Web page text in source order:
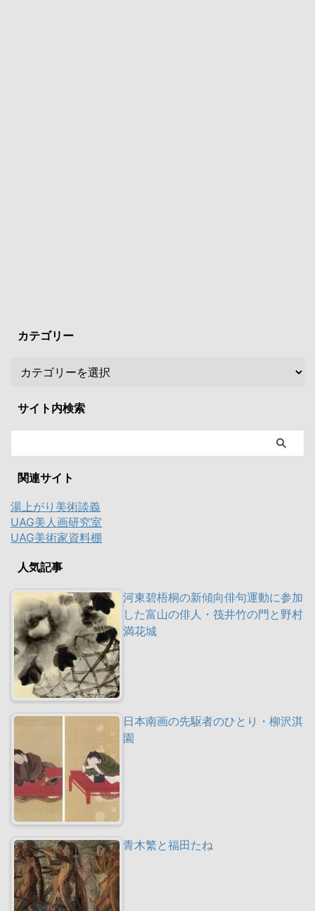
カテゴリー
サイト内検索
関連サイト
湯上がり美術談義
UAG美人画研究室
UAG美術家資料棚
人気記事
河東碧梧桐の新傾向俳句運動に参加
した富山の俳人・筏井竹の門と野村
満花城
日本南画の先駆者のひとり・柳沢淇
園
青木繁と福田たね